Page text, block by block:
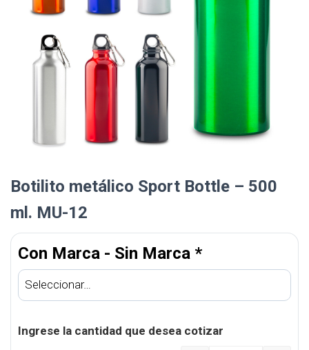
Botilito metálico Sport Bottle – 500
ml. MU-12
Con Marca - Sin Marca *
Ingrese la cantidad que desea cotizar